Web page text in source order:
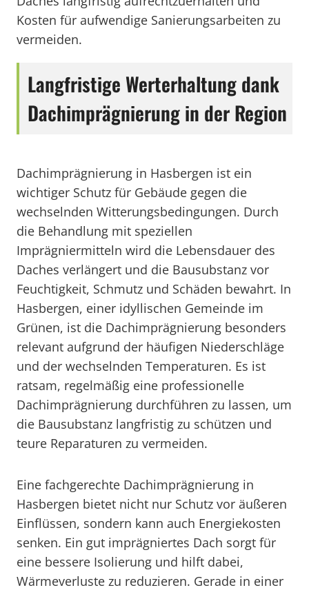
Kosten für aufwendige Sanierungsarbeiten zu
vermeiden.
Langfristige Werterhaltung dank
Dachimprägnierung in der Region
Dachimprägnierung in Hasbergen ist ein
wichtiger Schutz für Gebäude gegen die
wechselnden Witterungsbedingungen. Durch
die Behandlung mit speziellen
Imprägniermitteln wird die Lebensdauer des
Daches verlängert und die Bausubstanz vor
Feuchtigkeit, Schmutz und Schäden bewahrt. In
Hasbergen, einer idyllischen Gemeinde im
Grünen, ist die Dachimprägnierung besonders
relevant aufgrund der häufigen Niederschläge
und der wechselnden Temperaturen. Es ist
ratsam, regelmäßig eine professionelle
Dachimprägnierung durchführen zu lassen, um
die Bausubstanz langfristig zu schützen und
teure Reparaturen zu vermeiden.
Eine fachgerechte Dachimprägnierung in
Hasbergen bietet nicht nur Schutz vor äußeren
Einflüssen, sondern kann auch Energiekosten
senken. Ein gut imprägniertes Dach sorgt für
eine bessere Isolierung und hilft dabei,
Wärmeverluste zu reduzieren. Gerade in einer